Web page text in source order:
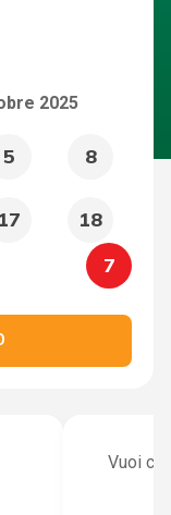
2025
5 8
17 18
7
Vuoi